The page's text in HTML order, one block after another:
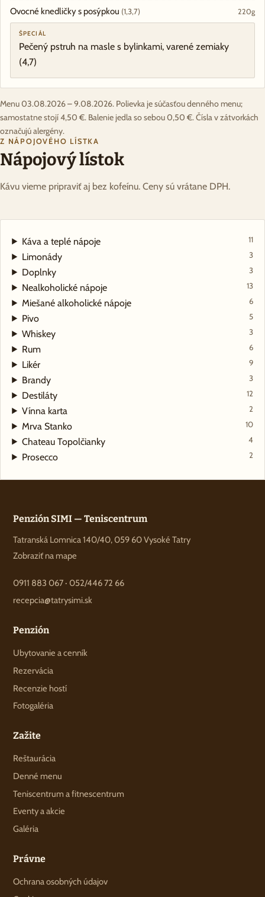
Ovocné knedličky s posýpkou (1,3,7) 220g
ŠPECIÁL
Pečený pstruh na masle s bylinkami, varené zemiaky
(4,7)
Menu 03.08.2026 – 9.08.2026. Polievka je súčasťou denného menu;
samostatne stojí 4,50 €. Balenie jedla so sebou 0,50 €. Čísla v zátvorkách
označujú alergény.
Z NÁPOJOVÉHO LÍSTKA
Nápojový lístok
Kávu vieme pripraviť aj bez kofeínu. Ceny sú vrátane DPH.
Káva a teplé nápoje 11
Limonády 3
Doplnky 3
Nealkoholické nápoje 13
Miešané alkoholické nápoje 6
Pivo 5
Whiskey 3
Rum 6
Likér 9
Brandy 3
Destiláty 12
Vínna karta 2
Mrva Stanko 10
Chateau Topolčianky 4
Prosecco 2
Penzión SIMI — Teniscentrum
Tatranská Lomnica 140/40, 059 60 Vysoké Tatry
Zobraziť na mape
0911 883 067 ·052/446 72 66
recepcia@tatrysimi.sk
Penzión
Ubytovanie a cenník
Rezervácia
Recenzie hostí
Fotogaléria
Zažite
Reštaurácia
Denné menu
Teniscentrum a fitnescentrum
Eventy a akcie
Galéria
Právne
Ochrana osobných údajov